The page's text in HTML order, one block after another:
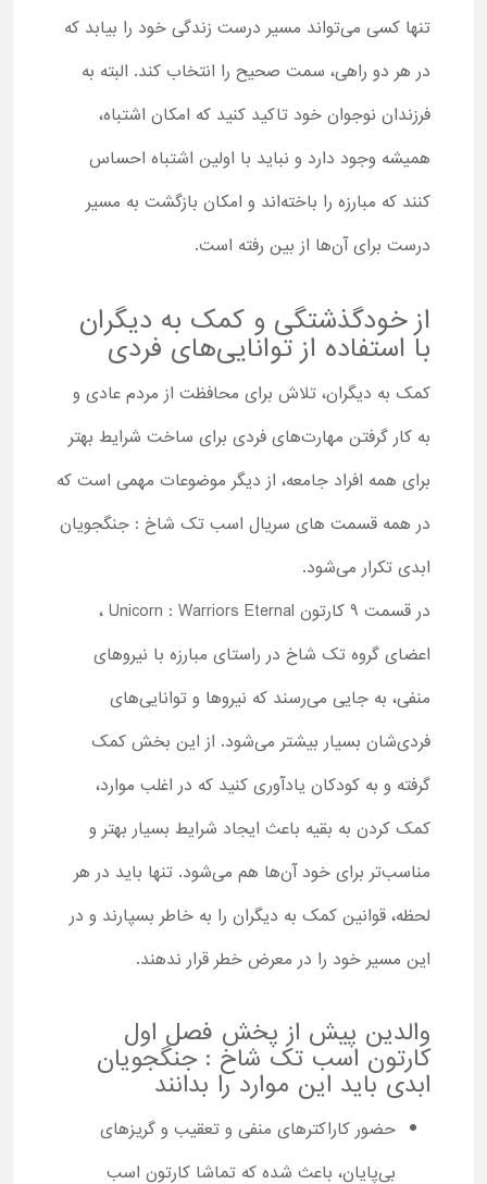
تنها کسی می‌تواند مسیر درست زندگی خود را بیابد که
در هر دو راهی، سمت صحیح را انتخاب کند. البته به
فرزندان نوجوان خود تاکید کنید که امکان اشتباه،
همیشه وجود دارد و نباید با اولین اشتباه احساس
کنند که مبارزه را باخته‌اند و امکان بازگشت به مسیر
درست برای آن‌ها از بین رفته است.
از خودگذشتگی و کمک به دیگران
با استفاده از توانایی‌های فردی
کمک به دیگران، تلاش برای محافظت از مردم عادی و
به کار گرفتن مهارت‌های فردی برای ساخت شرایط بهتر
برای همه افراد جامعه، از دیگر موضوعات مهمی است که
در همه قسمت های سریال اسب تک شاخ : جنگجویان
ابدی تکرار می‌شود.
در قسمت 9 کارتون Unicorn : Warriors Eternal ،
اعضای گروه تک شاخ در راستای مبارزه با نیروهای
منفی، به جایی می‌رسند که نیروها و توانایی‌های
فردی‌شان بسیار بیشتر می‌شود. از این بخش کمک
گرفته و به کودکان یادآوری کنید که در اغلب موارد،
کمک کردن به بقیه باعث ایجاد شرایط بسیار بهتر و
مناسب‌تر برای خود آن‌ها هم می‌شود. تنها باید در هر
لحظه، قوانین کمک به دیگران را به خاطر بسپارند و در
این مسیر خود را در معرض خطر قرار ندهند.
والدین پیش از پخش فصل اول
کارتون اسب تک شاخ : جنگجویان
ابدی باید این موارد را بدانند
حضور کاراکترهای منفی و تعقیب و گریزهای
بی‌پایان، باعث شده که تماشا کارتون اسب